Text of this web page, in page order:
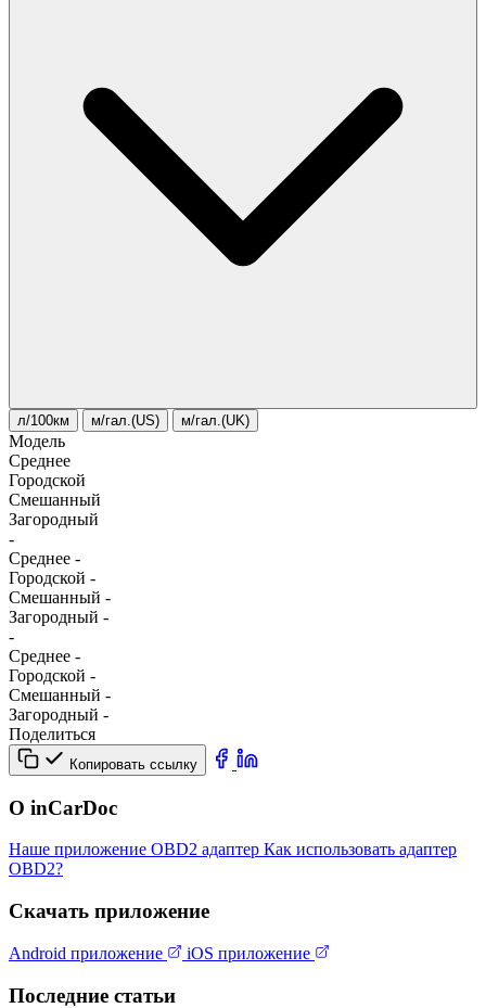
л/100км м/гал.(US) м/гал.(UK)
Модель
Среднее
Городской
Смешанный
Загородный
-
Среднее -
Городской -
Смешанный -
Загородный -
-
Среднее -
Городской -
Смешанный -
Загородный -
Поделиться
Копировать ссылку
О inCarDoc
Наше приложение OBD2 адаптер Как использовать адаптер
OBD2?
Скачать приложение
Android приложение iOS приложение
Последние статьи